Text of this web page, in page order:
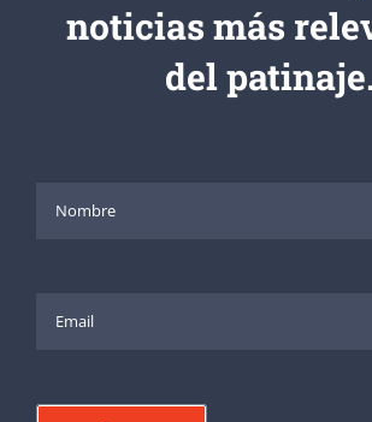
noticias más
del